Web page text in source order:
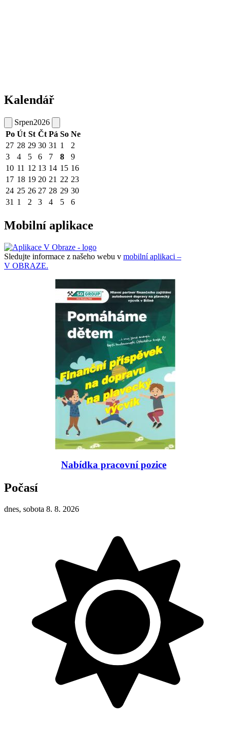
Kalendář
Srpen2026
Po Út St Čt Pá So Ne
27 28 29 30 31 1
2
3
4 5 6 7 8
9
10 11 12 13 14 15 16
17 18 19 20 21 22 23
24 25 26 27 28 29 30
31 1 2 3 4 5 6
Mobilní aplikace
Sledujte informace z našeho webu v mobilní aplikaci –
V OBRAZE.
Nabídka pracovní pozice
Počasí
dnes, sobota 8. 8. 2026